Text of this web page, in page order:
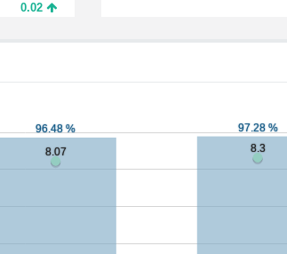
0.02